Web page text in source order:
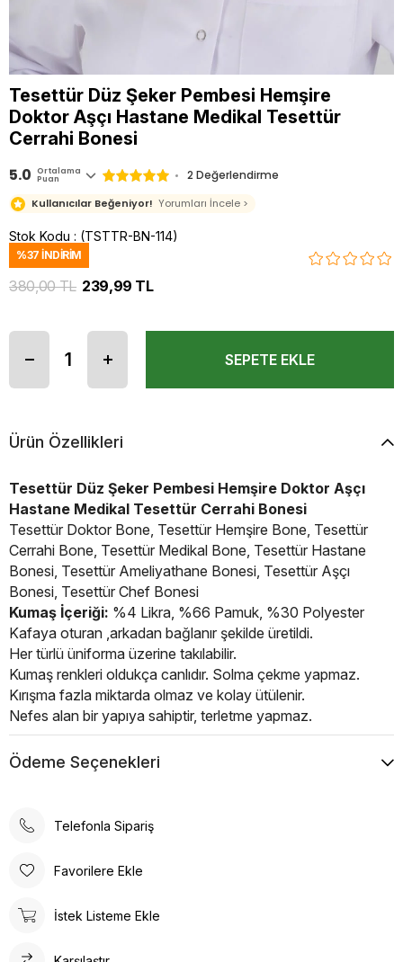
Tesettür Düz Şeker Pembesi Hemşire
Doktor Aşçı Hastane Medikal Tesettür
Cerrahi Bonesi
5.0 Ortalama
Puan 2 Değerlendirme
Kullanıcılar Beğeniyor! Yorumları İncele >
Stok Kodu (TSTTR-BN-114)
%37 İNDIRIM
380,00 TL 239,99 TL
Ürün Özellikleri
Tesettür Düz Şeker Pembesi Hemşire Doktor Aşçı
Hastane Medikal Tesettür Cerrahi Bonesi
Tesettür Doktor Bone, Tesettür Hemşire Bone, Tesettür
Cerrahi Bone, Tesettür Medikal Bone, Tesettür Hastane
Bonesi, Tesettür Ameliyathane Bonesi, Tesettür Aşçı
Bonesi, Tesettür Chef Bonesi
Kumaş İçeriği: %4 Likra, %66 Pamuk, %30 Polyester
Kafaya oturan ,arkadan bağlanır şekilde üretildi.
Her türlü üniforma üzerine takılabilir.
Kumaş renkleri oldukça canlıdır. Solma çekme yapmaz.
Kırışma fazla miktarda olmaz ve kolay ütülenir.
Nefes alan bir yapıya sahiptir, terletme yapmaz.
Ürün yaz kış kullanılır.
Standart ve unisex üründür. Geniş kalıptır ve saçı komple
Tesettür Doktor Hemşire Boneleri sağlık
üretilmiştir. Kafaya oturan ve arkadan lastikli bağlanabilen
tasarımı, her türlü üniforma üzerine rahatlıkla takılabilme
Tesettür Bone kullanıcıya konforlu bir deneyim sunar.
Ödeme Seçenekleri
Telefonla Sipariş
Favorilere Ekle
İstek Listeme Ekle